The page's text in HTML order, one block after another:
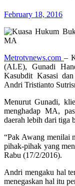
February 18, 2016
Metrotvnews.com –
(ALE), Gunadi
Kasubdit Kasasi
Andri Tristianto
Menurut Gunadi,
menghadap MA,
daerah lebih dari tiga
“Pak Awang menilai
pihak-pihak yang
Rabu (17/2/2016).
Andri mengaku hal
menegaskan hal itu